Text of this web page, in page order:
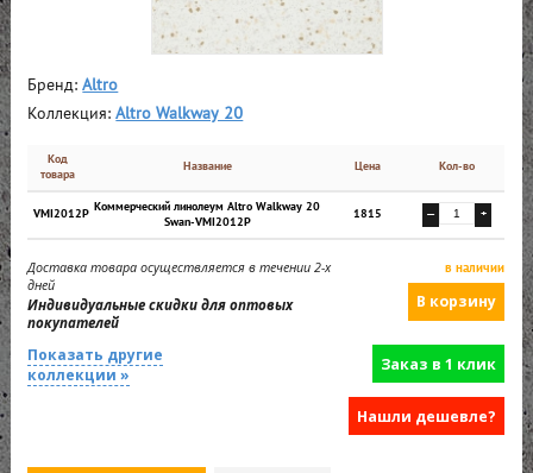
Бренд:Altro
Коллекция:Altro Walkway 20
Код
товара
Название Цена Кол-во
VMI2012P Коммерческий линолеум Altro Walkway 20
Swan-VMI2012P
1815 — +
Доставка товара осуществляется в течении 2-х
дней
Индивидуальные скидки для оптовых
покупателей
в наличии
Показать другие
коллекции »
Заказ в 1 клик
Нашли дешевле?